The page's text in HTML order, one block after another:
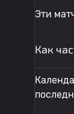
Эти
Как